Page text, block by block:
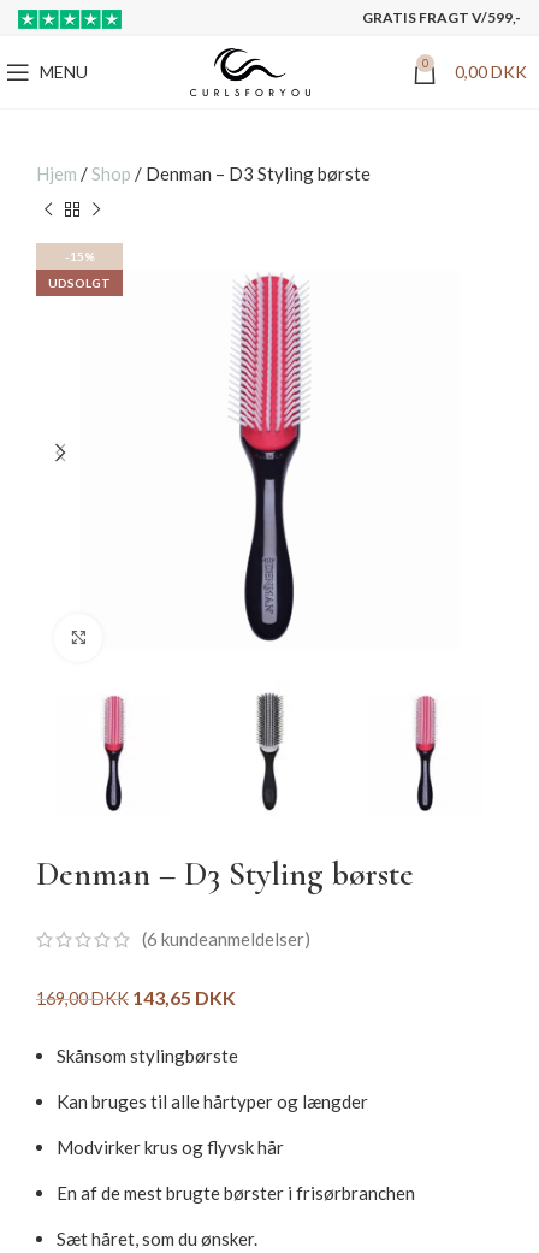
GRATIS FRAGT V/599,-
MENU 0 0,00DKK
Hjem /Shop / Denman – D3 Styling børste
-15%
UDSOLGT
Denman – D3 Styling børste
(6 kundeanmeldelser)
169,00DKK 143,65 DKK
Skånsom stylingbørste
Kan bruges til alle hårtyper og længder
Modvirker krus og flyvsk hår
En af de mest brugte børster i frisørbranchen
Sæt håret, som du ønsker.